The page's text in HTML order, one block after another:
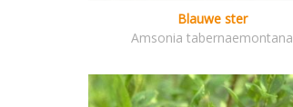
Blauwe ster
Amsonia tabernaemontana